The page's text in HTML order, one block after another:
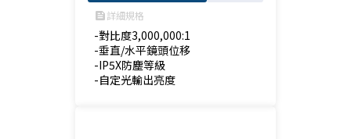
feed詳細規格
-對比度3,000,000:1
-垂直/水平鏡頭位移
-IP5X防塵等級
-自定光輸出亮度